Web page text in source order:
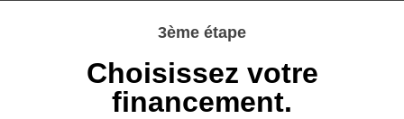
3ème étape
Choisissez votre
financement.